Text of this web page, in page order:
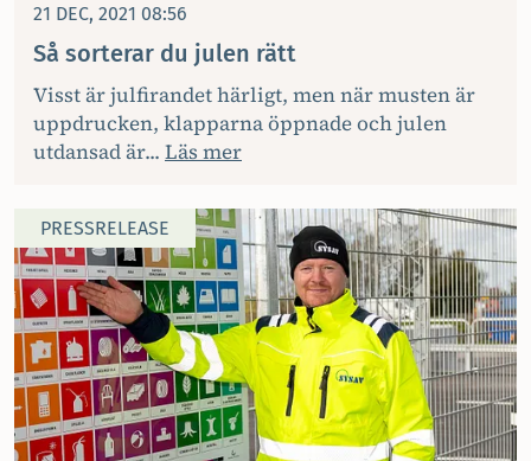
21 DEC, 2021 08:56
Så sorterar du julen rätt
​Visst är julfirandet härligt, men när musten är
uppdrucken, klapparna öppnade och julen
utdansad är... Läs mer
PRESSRELEASE